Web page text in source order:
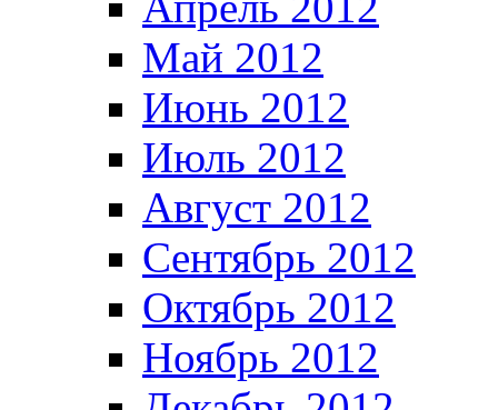
Май 2012
Июнь 2012
Июль 2012
Август 2012
Сентябрь 2012
Октябрь 2012
Ноябрь 2012